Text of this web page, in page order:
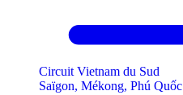
Circuit Vietnam du Sud
Saïgon, Mékong, Phú Quốc